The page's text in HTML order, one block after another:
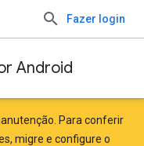
Fazer login
Android
Para conferir
migre e configure o